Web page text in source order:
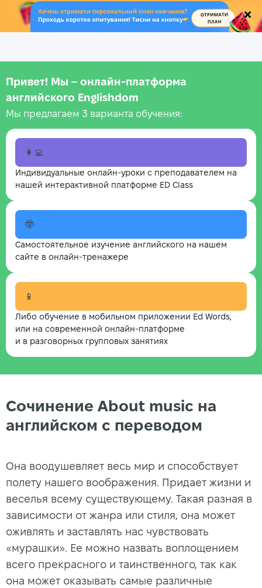
.
Привет! Мы – онлайн‑платформа
английского Englishdom
Мы предлагаем 3 варианта обучения:
👩‍💻
Индивидуальные онлайн-уроки с преподавателем на
нашей интерактивной платформе ED Class
🤓
Самостоятельное изучение английского на нашем
сайте в онлайн-тренажере
📱
Либо обучение в мобильном приложении Ed Words,
или на современной онлайн-платформе
и в разговорных групповых занятиях
Сочинение About music на
английском с переводом
Она воодушевляет весь мир и способствует
полету нашего воображения. Придает жизни и
веселья всему существующему. Такая разная в
зависимости от жанра или стиля, она может
оживлять и заставлять нас чувствовать
«мурашки». Ее можно назвать воплощением
всего прекрасного и таинственного, так как
она может оказывать самые различные